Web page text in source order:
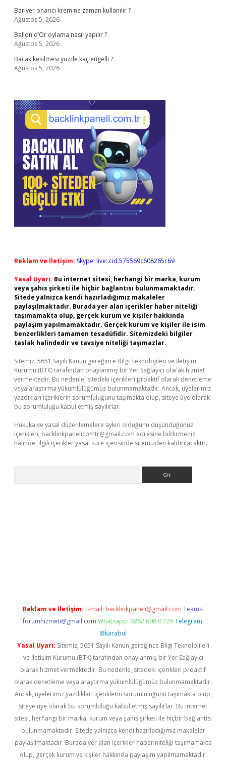
Bariyer onarıcı krem ne zaman kullanılır ?
Ağustos 5, 2026
Ballon d’Or oylama nasıl yapılır ?
Ağustos 5, 2026
Bacak kesilmesi yüzde kaç engelli ?
Ağustos 5, 2026
Reklam ve İletişim: Skype: live:.cid.575569c608265c69
Yasal Uyarı: Bu internet sitesi, herhangi bir marka, kurum
veya şahıs şirketi ile hiçbir bağlantısı bulunmamaktadır.
Sitede yalnızca kendi hazırladığımız makaleler
paylaşılmaktadır. Burada yer alan içerikler haber niteliği
taşımamakta olup, gerçek kurum ve kişiler hakkında
paylaşım yapılmamaktadır. Gerçek kurum ve kişiler ile isim
benzerlikleri tamamen tesadüfidir. Sitemizdeki bilgiler
taslak halindedir ve tavsiye niteliği taşımazlar.
Sitemiz, 5651 Sayılı Kanun gereğince Bilgi Teknolojileri ve İletişim
Kurumu (BTK) tarafından onaylanmış bir Yer Sağlayıcı olarak hizmet
vermektedir. Bu nedenle, sitedeki içerikleri proaktif olarak denetleme
veya araştırma yükümlülüğümüz bulunmamaktadır. Ancak, üyelerimiz
yazdıkları içeriklerin sorumluluğunu taşımakta olup, siteye üye olarak
bu sorumluluğu kabul etmiş sayılırlar.
Hukuka ve yasal düzenlemelere aykırı olduğunu düşündüğünüz
içerikleri, backlinkpanelicomtr@gmail.com adresine bildirmeniz
halinde, ilgili içerikler yasal süre içerisinde sitemizden kaldırılacaktır.
Reklam ve İletişim: E-mail: backlinkpaneli@gmail.com Teams:
forumhizmeti@gmail.com Whatsapp: 0262 606 0 726 Telegram:
@karabul
Yasal Uyarı: Sitemiz, 5651 Sayılı Kanun gereğince Bilgi Teknolojileri
ve İletişim Kurumu (BTK) tarafından onaylanmış bir Yer Sağlayıcı
olarak hizmet vermektedir. Bu nedenle, sitedeki içerikleri proaktif
olarak denetleme veya araştırma yükümlülüğümüz bulunmamaktadır.
Ancak, üyelerimiz yazdıkları içeriklerin sorumluluğunu taşımakta olup,
siteye üye olarak bu sorumluluğu kabul etmiş sayılırlar. Bu internet
sitesi, herhangi bir marka, kurum veya şahıs şirketi ile hiçbir bağlantısı
bulunmamaktadır. Sitede yalnızca kendi hazırladığımız makaleler
paylaşılmaktadır. Burada yer alan içerikler haber niteliği taşımamakta
olup, gerçek kurum ve kişiler hakkında paylaşım yapılmamaktadır.